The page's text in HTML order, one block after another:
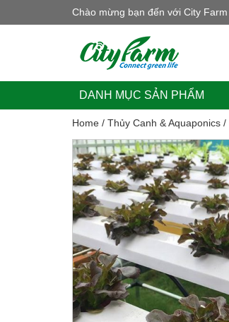
Chào mừng bạn đến với City Farm
DANH MỤC SẢN PHẨM
Home / Thủy Canh & Aquaponics /